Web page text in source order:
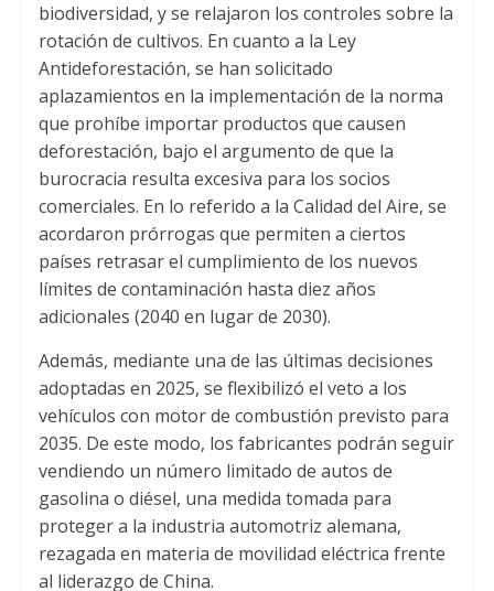
biodiversidad, y se relajaron los controles sobre la
rotación de cultivos. En cuanto a la Ley
Antideforestación, se han solicitado
aplazamientos en la implementación de la norma
que prohíbe importar productos que causen
deforestación, bajo el argumento de que la
burocracia resulta excesiva para los socios
comerciales. En lo referido a la Calidad del Aire, se
acordaron prórrogas que permiten a ciertos
países retrasar el cumplimiento de los nuevos
límites de contaminación hasta diez años
adicionales (2040 en lugar de 2030).
Además, mediante una de las últimas decisiones
adoptadas en 2025, se flexibilizó el veto a los
vehículos con motor de combustión previsto para
2035. De este modo, los fabricantes podrán seguir
vendiendo un número limitado de autos de
gasolina o diésel, una medida tomada para
proteger a la industria automotriz alemana,
rezagada en materia de movilidad eléctrica frente
al liderazgo de China.